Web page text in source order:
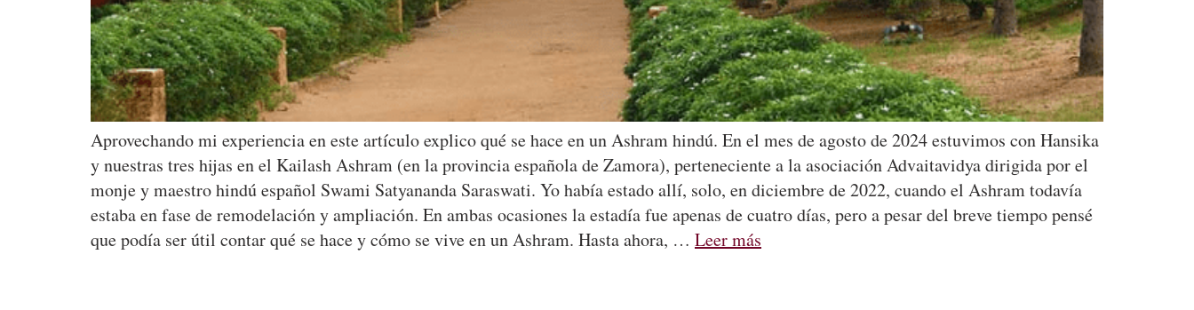
Aprovechando mi experiencia en este artículo explico qué se hace en un Ashram hindú. En el mes de agosto de 2024 estuvimos con Hansika
y nuestras tres hijas en el Kailash Ashram (en la provincia española de Zamora), perteneciente a la asociación Advaitavidya dirigida por el
monje y maestro hindú español Swami Satyananda Saraswati. Yo había estado allí, solo, en diciembre de 2022, cuando el Ashram todavía
estaba en fase de remodelación y ampliación. En ambas ocasiones la estadía fue apenas de cuatro días, pero a pesar del breve tiempo pensé
que podía ser útil contar qué se hace y cómo se vive en un Ashram. Hasta ahora, … Leer más